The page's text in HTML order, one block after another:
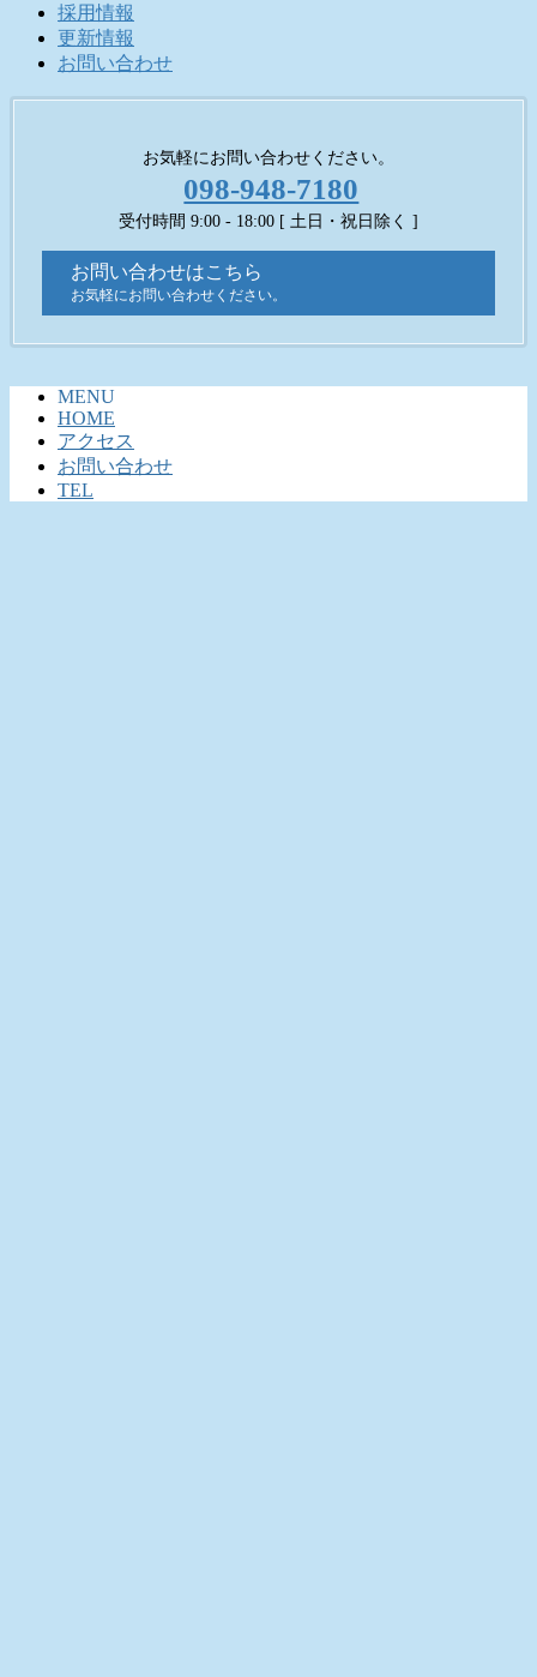
採用情報
更新情報
お問い合わせ
お気軽にお問い合わせください。
098-948-7180
受付時間 9:00 - 18:00 [ 土日・祝日除く ]
お問い合わせはこちら
お気軽にお問い合わせください。
MENU
HOME
アクセス
お問い合わせ
TEL